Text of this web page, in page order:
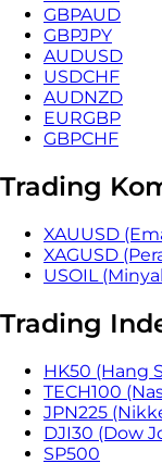
GBPAUD
GBPJPY
AUDUSD
USDCHF
AUDNZD
EURGBP
GBPCHF
Trading
XAUUSD
XAGUSD
USOIL
Trading
HK50 (Hang
TECH100
JPN225
DJI30 (Dow
SP500